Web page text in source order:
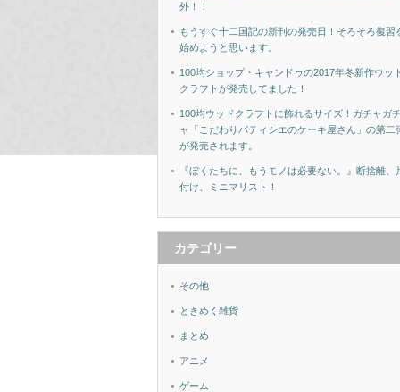
外！！
もうすぐ十二国記の新刊の発売日！そろそろ復習
始めようと思います。
100均ショップ・キャンドゥの2017年冬新作ウッ
クラフトが発売してました！
100均ウッドクラフトに飾れるサイズ！ガチャガ
ャ「こだわりパティシエのケーキ屋さん」の第二
が発売されます。
『ぼくたちに、もうモノは必要ない。』断捨離、
付け、ミニマリスト！
カテゴリー
その他
ときめく雑貨
まとめ
アニメ
ゲーム